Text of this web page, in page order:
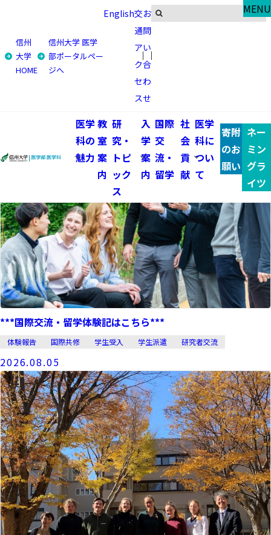
信州
大学
HOME
信州大学 医学
部ポータルペー
ジへ
English交
通
ア
ク
セ
ス
お
問
い
合
わ
せ
医学
科の
魅力
教
室
案
内
研
究・
トピ
ック
ス
入
学
案
内
国際
交
流・
留学
社
会
貢
献
医学
科に
つい
て
寄附
のお
願い
ネー
ミン
グラ
イツ
Global
トピックス
トップ 国際交流・留学 トピックス
***国際交流・留学体験記はこちら***
体験報告 国際共修 学生受入 学生派遣 研究者交流
2026.08.05
MENU